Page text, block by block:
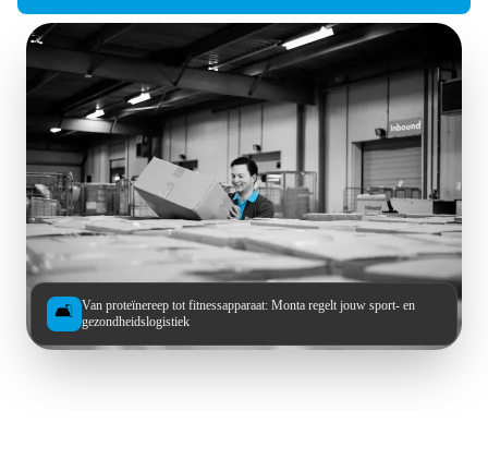
🛋️
Van proteïnereep tot fitnessapparaat: Monta regelt jouw sport- en
gezondheidslogistiek